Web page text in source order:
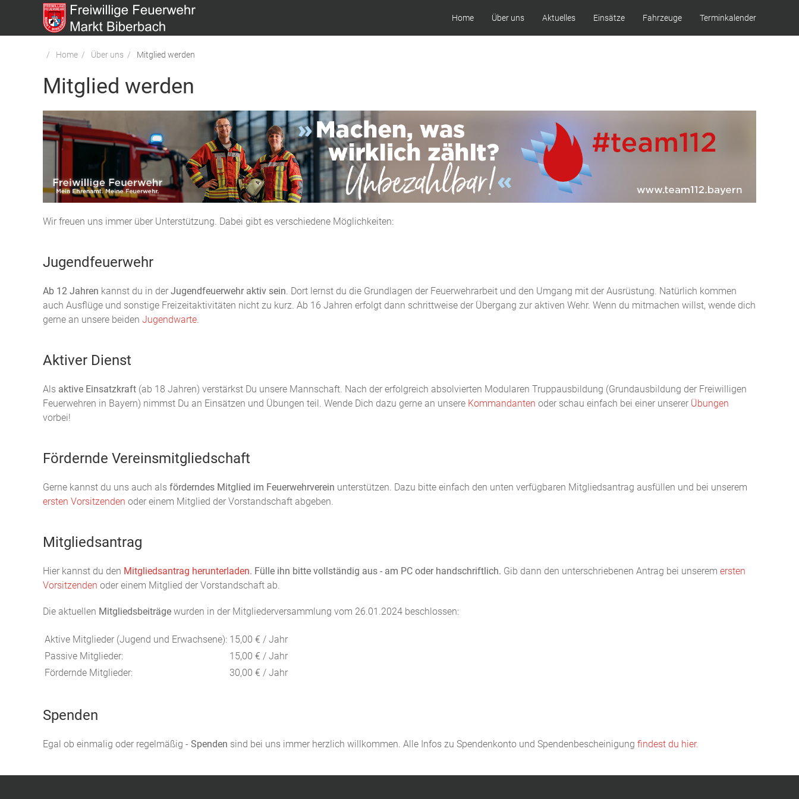
Home Über uns Aktuelles Einsätze Fahrzeuge Terminkalender
Home Über uns Mitglied werden
Mitglied werden
Wir freuen uns immer über Unterstützung. Dabei gibt es verschiedene Möglichkeiten:
Jugendfeuerwehr
Ab 12 Jahren kannst du in der Jugendfeuerwehr aktiv sein. Dort lernst du die Grundlagen der Feuerwehrarbeit und den Umgang mit der Ausrüstung. Natürlich kommen
auch Ausflüge und sonstige Freizeitaktivitäten nicht zu kurz. Ab 16 Jahren erfolgt dann schrittweise der Übergang zur aktiven Wehr. Wenn du mitmachen willst, wende dich
gerne an unsere beiden Jugendwarte.
Aktiver Dienst
Als aktive Einsatzkraft (ab 18 Jahren) verstärkst Du unsere Mannschaft. Nach der erfolgreich absolvierten Modularen Truppausbildung (Grundausbildung der Freiwilligen
Feuerwehren in Bayern) nimmst Du an Einsätzen und Übungen teil. Wende Dich dazu gerne an unsere Kommandanten oder schau einfach bei einer unserer Übungen
vorbei!
Fördernde Vereinsmitgliedschaft
Gerne kannst du uns auch als förderndes Mitglied im Feuerwehrverein unterstützen. Dazu bitte einfach den unten verfügbaren Mitgliedsantrag ausfüllen und bei unserem
ersten Vorsitzenden oder einem Mitglied der Vorstandschaft abgeben.
Mitgliedsantrag
Hier kannst du den Mitgliedsantrag herunterladen. Fülle ihn bitte vollständig aus - am PC oder handschriftlich. Gib dann den unterschriebenen Antrag bei unserem ersten
Vorsitzenden oder einem Mitglied der Vorstandschaft ab.
Die aktuellen Mitgliedsbeiträge wurden in der Mitgliederversammlung vom 26.01.2024 beschlossen:
Aktive Mitglieder (Jugend und Erwachsene): 15,00 € / Jahr
Passive Mitglieder:
15,00 € / Jahr
Fördernde Mitglieder:
30,00 € / Jahr
Spenden
Egal ob einmalig oder regelmäßig - Spenden sind bei uns immer herzlich willkommen. Alle Infos zu Spendenkonto und Spendenbescheinigung findest du hier.